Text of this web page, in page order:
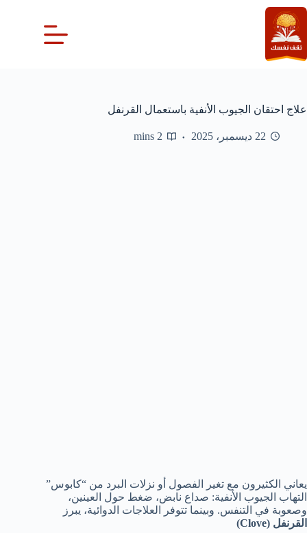
التجاوز
إلى
المحتوى
علاج احتقان الجيوب الأنفية باستعمال القرنفل
22 ديسمبر، 2025 2 mins
يعاني الكثيرون مع تغير الفصول أو نزلات البرد من “كابوس”
التهاب الجيوب الأنفية: صداع نابض، ضغط حول العينين،
وصعوبة في التنفس. وبينما تتوفر العلاجات الدوائية، يبرز
القرنفل (Clove)